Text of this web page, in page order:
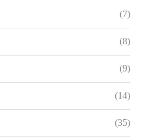
(7)
(8)
(9)
(14)
(35)